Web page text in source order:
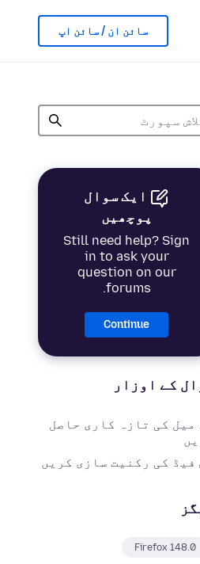
سائن ان / سائن اپ
ایک سوال
پوچھیں
Still need help? Sign
in to ask your
question on our
forums.
Continue
کے اوزار
میل کی تازہ کاری حاصل
فیڈ کی رکنیت سازی کریں
Firefox 148.0